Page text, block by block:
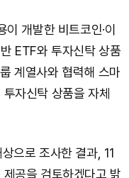
개발한 비트코인·이
ETF와 투자신탁 상품
계열사와 협력해 스마
자신탁 상품을 자체
으로 조사한 결과, 11
공을 검토하겠다고 밝